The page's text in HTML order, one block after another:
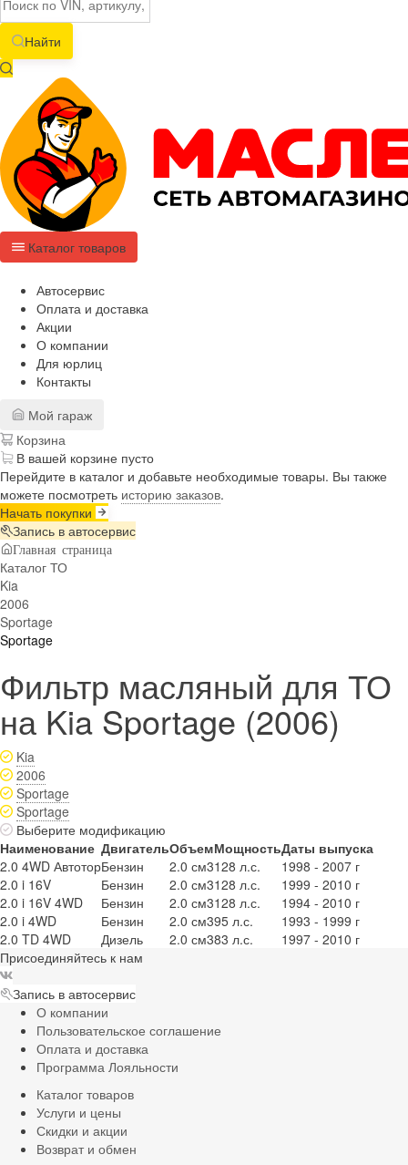
Найти
Каталог товаров
Автосервис
Оплата и доставка
Акции
О компании
Для юрлиц
Контакты
Мой гараж
Корзина
В вашей корзине пусто
Перейдите в каталог и добавьте необходимые товары. Вы также
можете посмотреть историю заказов.
Начать покупки
Запись в автосервис
Главная страница
Каталог ТО
Kia
2006
Sportage
Sportage
Фильтр масляный для ТО
на Kia Sportage (2006)
Kia
2006
Sportage
Sportage
Выберите модификацию
Наименование ДвигательОбъемМощностьДаты выпуска
2.0 4WD АвтоторБензин 2.0 см3128 л.с.
1998 - 2007 г
2.0 i 16V
Бензин 2.0 см3128 л.с.
1999 - 2010 г
2.0 i 16V 4WD
Бензин 2.0 см3128 л.с.
1994 - 2010 г
2.0 i 4WD
Бензин 2.0 см395 л.с.
1993 - 1999 г
2.0 TD 4WD
Дизель 2.0 см383 л.с.
1997 - 2010 г
Присоединяйтесь к нам
Запись в автосервис
О компании
Пользовательское соглашение
Оплата и доставка
Программа Лояльности
Каталог товаров
Услуги и цены
Скидки и акции
Возврат и обмен